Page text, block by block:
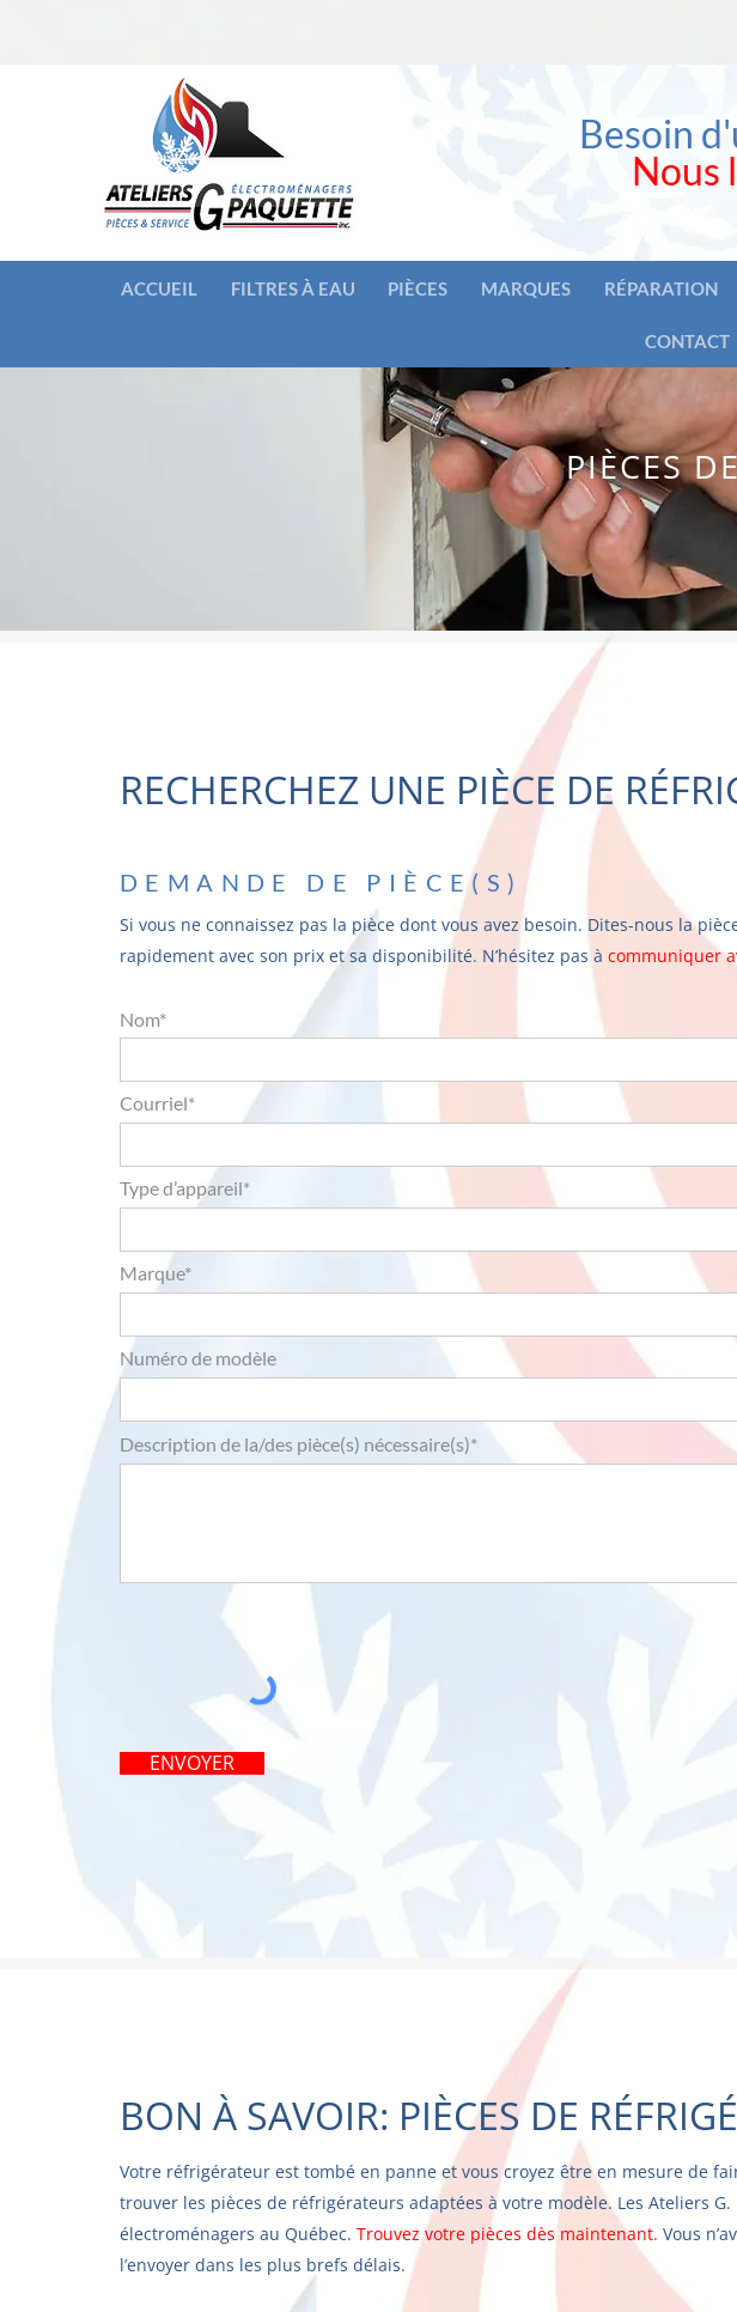
Besoin
Nous
ACCUEIL FILTRES À EAU PIÈCES MARQUES RÉPARATION
CONTACT
PIÈCES
RECHERCHEZ UNE PIÈCE DE
DEMANDE DE PIÈCE(S)
Si vous ne connaissez pas la pièce dont vous avez besoin. Dites-nous la
rapidement avec son prix et sa disponibilité. N’hésitez pas à communiquer
Nom*
Courriel*
Type d’appareil*
Marque*
Numéro de modèle
Description de la/des pièce(s) nécessaire(s)*
ENVOYER
BON À SAVOIR: PIÈCES DE
Votre réfrigérateur est tombé en panne et vous croyez être en mesure de
trouver les pièces de réfrigérateurs adaptées à votre modèle. Les Ateliers
électroménagers au Québec. Trouvez votre pièces dès maintenant. Vous
l’envoyer dans les plus brefs délais.